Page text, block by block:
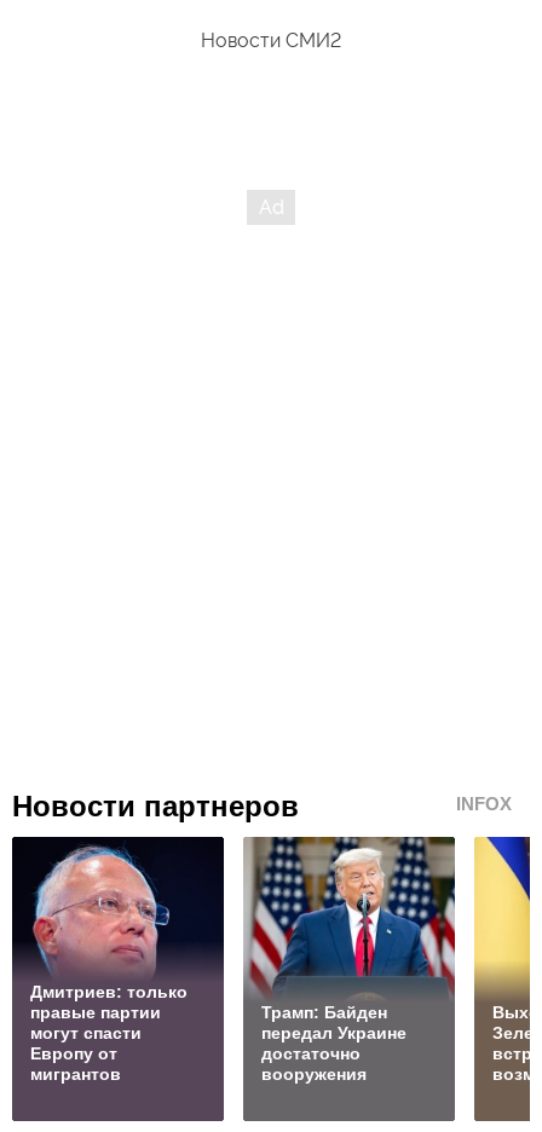
Новости СМИ2
Новости партнеров INFOX
Дмитриев: только
правые партии
могут спасти
Европу от
мигрантов
Трамп: Байден
передал Украине
достаточно
вооружения